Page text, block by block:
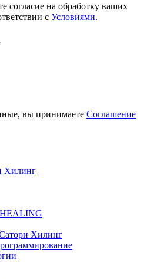
согласие на обработку ваших
с Условиями.
вы принимаете Соглашение
Хилинг
Хилинг